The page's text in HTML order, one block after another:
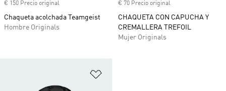
€ 150 Precio original
Chaqueta acolchada Teamgeist
Hombre Originals
€ 70 Precio original
CHAQUETA CON CAPUCHA Y
CREMALLERA TREFOIL
Mujer Originals